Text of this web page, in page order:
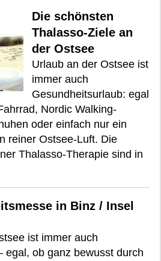
Die schönsten
Thalasso-Ziele an
der Ostsee
Urlaub an der Ostsee ist
immer auch
Gesundheitsurlaub: egal
Nordic Walking-
oder einfach nur ein
reiner Ostsee-Luft. Die
Thalasso-Therapie sind in
in Binz / Insel
ist immer auch
egal, ob ganz bewusst durch